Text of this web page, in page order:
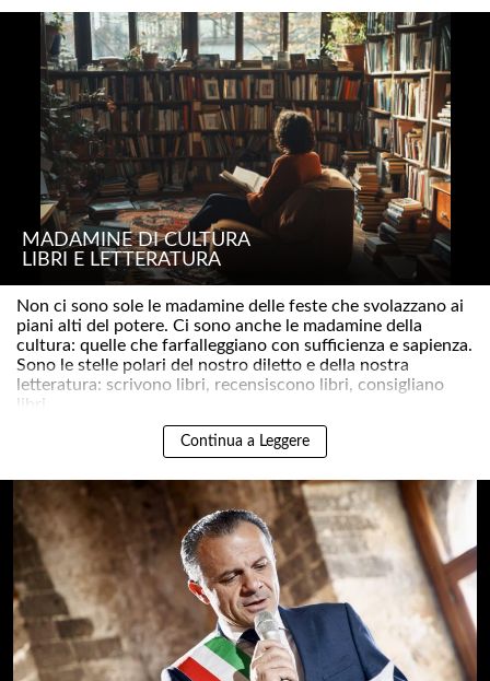
MADAMINE DI CULTURA
LIBRI E LETTERATURA
Non ci sono sole le madamine delle feste che svolazzano ai
piani alti del potere. Ci sono anche le madamine della
cultura: quelle che farfalleggiano con sufficienza e sapienza.
Sono le stelle polari del nostro diletto e della nostra
letteratura: scrivono libri, recensiscono libri, consigliano
libri,..
Continua a Leggere